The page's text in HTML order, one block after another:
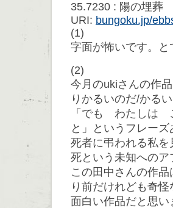
35.7230 : 陽の埋
URI: bungoku.jp/
(1)
字面が怖いです。と
(2)
今月のukiさんの作
りかるいのだ/か
「でも わたしは
と」というフレー
死者に弔われる私
死という未知への
この田中さんの作
り前だけれども奇
面白い作品だと思い